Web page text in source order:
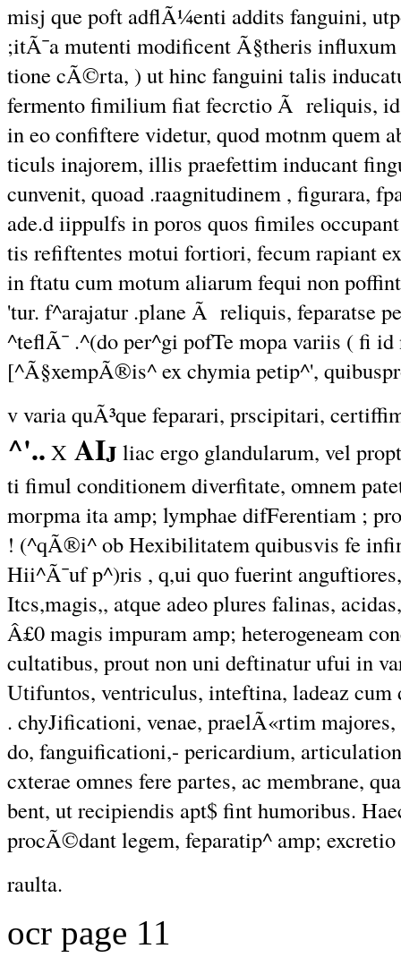
misj que poft adflÃ¼enti addits fanguini,
;itÃ¯a mutenti modificent Ã§theris
tione cÃ©rta, ) ut hinc fanguini talis
fermento fimilium fiat fecrctio Ã reliquis, id
in eo confiftere videtur, quod motnm quem
ticuls inajorem, illis praefettim inducant
cunvenit, quoad .raagnitudinem , figurara,
ade.d iippulfs in poros quos fimiles
tis refiftentes motui fortiori, fecum rapiant
in ftatu cum motum aliarum fequi non
'tur. f^arajatur .plane Ã reliquis, feparatse
^teflÃ¯ .^(do per^gi pofTe mopa variis ( fi
[^Ã§xempÃ®is^ ex chymia petip^',
v varia quÃ³que feparari, prscipitari,
^'.. X AIj liac ergo glandularum, vel
ti fimul conditionem diverfitate, omnem
morpma ita amp; lymphae difFerentiam ;
! (^qÃ®i^ ob Hexibilitatem quibusvis fe
Hii^Ã¯uf p^)ris , q,ui quo fuerint
Itcs,magis,, atque adeo plures falinas,
Â£0 magis impuram amp; heterogeneam
cultatibus, prout non uni deftinatur ufui in
Utifuntos, ventriculus, inteftina, ladeaz cum
. chyJificationi, venae, praelÃ«rtim
do, fanguificationi,- pericardium,
cxterae omnes fere partes, ac membrane,
bent, ut recipiendis apt$ fint humoribus.
procÃ©dant legem, feparatip^ amp;
raulta.
ocr page 11